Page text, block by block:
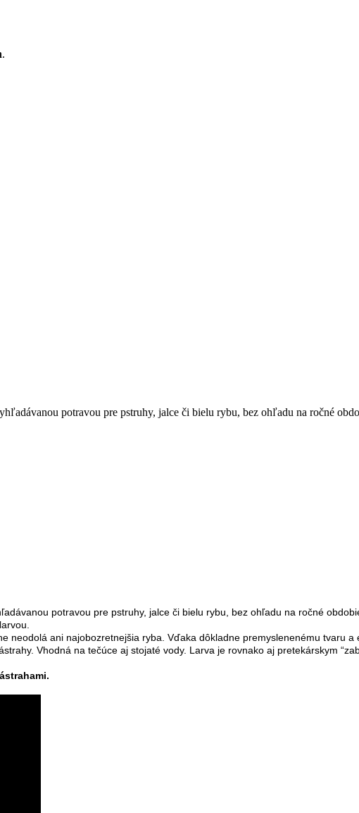
.
potravou pre pstruhy, jalce či bielu rybu, bez ohľadu na ročné
potravou pre pstruhy, jalce či bielu rybu, bez ohľadu na ročné
ani najobozretnejšia ryba. Vďaka dôkladne premyslenenému tvaru a
Vhodná na tečúce aj stojaté vody. Larva je rovnako aj pretekárskym